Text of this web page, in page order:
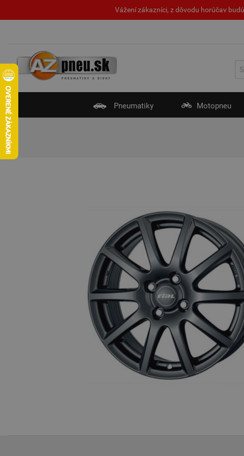
Vážení zákazníci, z dôvodu horúčav
Pneumatiky Motopneu